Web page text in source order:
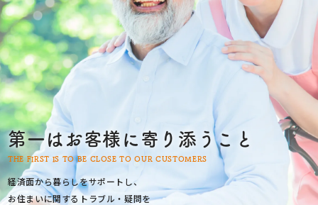
第一はお客様に寄り添うこと
THE FIRST IS TO BE CLOSE TO OUR CUSTOMERS
経済面から暮らしをサポートし、
お住まいに関するトラブル・疑問を